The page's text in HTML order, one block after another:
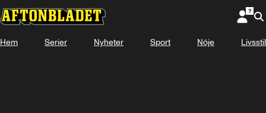
Hem Serier Nyheter Sport Nöje Livsstil